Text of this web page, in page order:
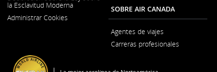
la Esclavitud Moderna
Administrar Cookies
SOBRE AIR CANADA
Agentes de viajes
Carreras profesionales